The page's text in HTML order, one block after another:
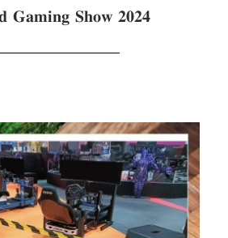
𝐆𝐚𝐦𝐢𝐧𝐠 𝐒𝐡𝐨𝐰 𝟐𝟎𝟐𝟒